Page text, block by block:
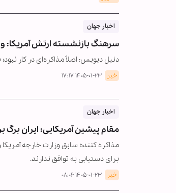
اخبار جهان
سرهنگ بازنشسته ارتش آمریکا:
دنیل دیویس: اصلاً مذاکره‌ای در کار
خبر ۱۴۰۵-۰۱-۲۳ ۱۷:۱۷
اخبار جهان
مقام پیشین آمریکایی: ایران برگ
مذاکره کننده سابق وزارت خارجه
برای دستیابی به توافق ندارند.
خبر ۱۴۰۵-۰۱-۲۳ ۰۸:۰۶